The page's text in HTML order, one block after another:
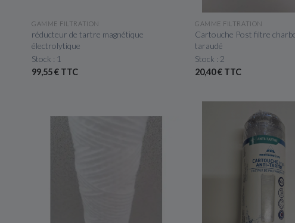
APERÇU RAPIDE
GAMME FILTRATION
réducteur de tartre magnétique
électrolytique
Stock : 1
99,55 € TTC
APERÇU
GAMME FILTRATION
Cartouche Post filtre
taraudé
Stock : 2
20,40 € TTC